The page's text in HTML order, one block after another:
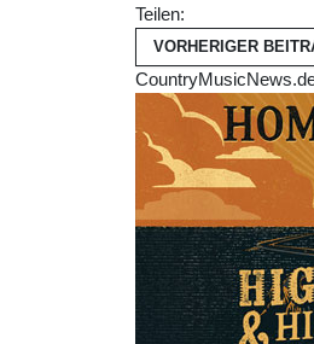
Teilen:
VORHERIGER